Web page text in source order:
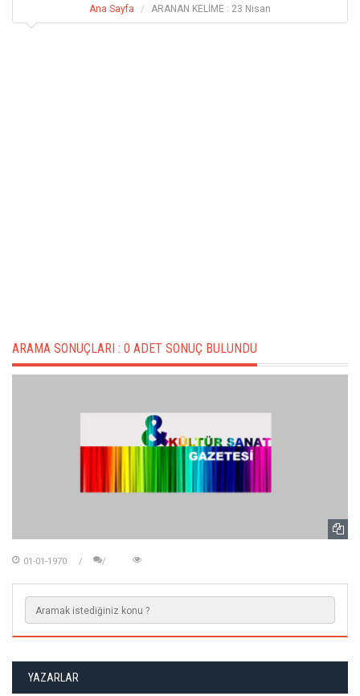
Ana Sayfa ARANAN KELİME : 23 Nisan
ARAMA SONUÇLARI : 0 ADET SONUÇ BULUNDU
01-01-1970
YAZARLAR